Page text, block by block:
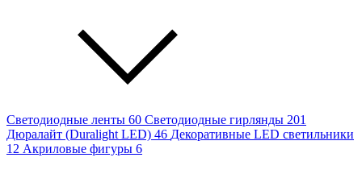
Светодиодные ленты 60 Светодиодные гирлянды 201
Дюралайт (Duralight LED) 46 Декоративные LED светильники
12 Акриловые фигуры 6